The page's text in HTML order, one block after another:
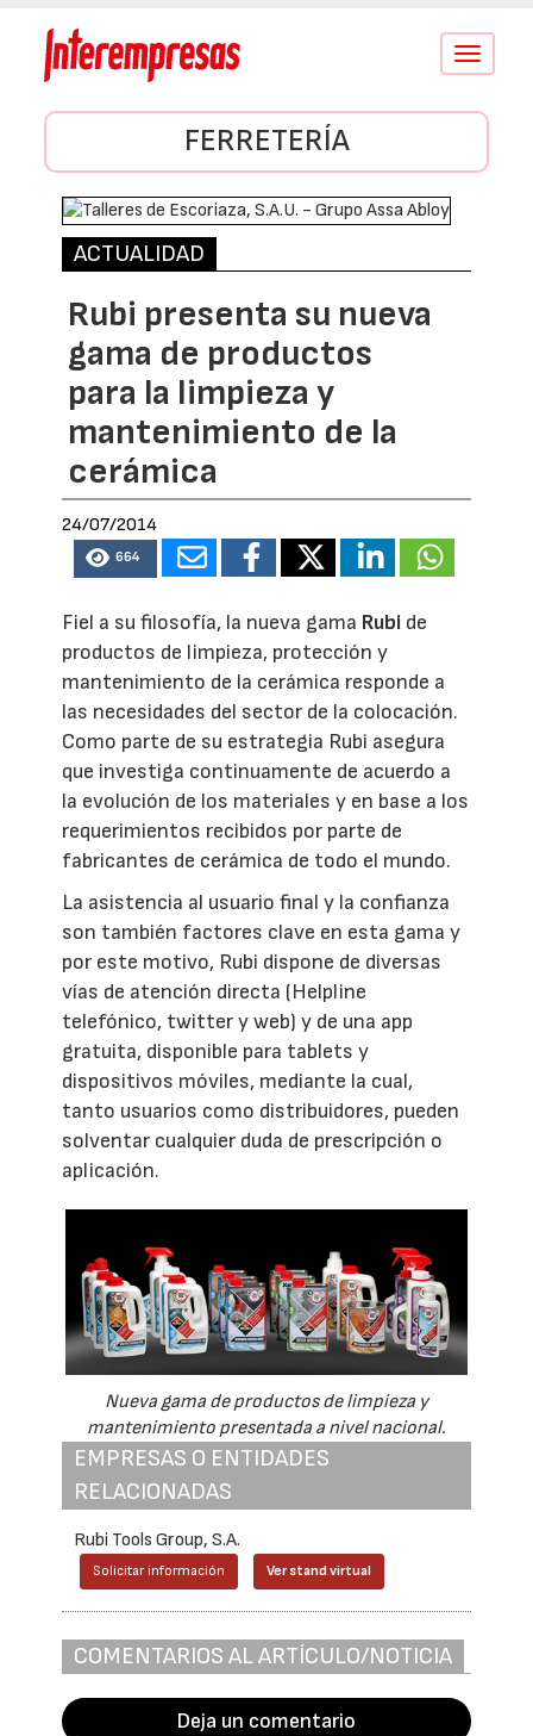
Conmutar
FERRETERÍA
ACTUALIDAD
Rubi presenta su nueva
gama de productos
para la limpieza y
mantenimiento de la
cerámica
24/07/2014
664
Fiel a su filosofía, la nueva gama Rubi de
productos de limpieza, protección y
mantenimiento de la cerámica responde a
las necesidades del sector de la colocación.
Como parte de su estrategia Rubi asegura
que investiga continuamente de acuerdo a
la evolución de los materiales y en base a los
requerimientos recibidos por parte de
fabricantes de cerámica de todo el mundo.
La asistencia al usuario final y la confianza
son también factores clave en esta gama y
por este motivo, Rubi dispone de diversas
vías de atención directa (Helpline
telefónico, twitter y web) y de una app
gratuita, disponible para tablets y
dispositivos móviles, mediante la cual,
tanto usuarios como distribuidores, pueden
solventar cualquier duda de prescripción o
aplicación.
Nueva gama de productos de limpieza y
mantenimiento presentada a nivel nacional.
EMPRESAS O ENTIDADES
RELACIONADAS
Rubi Tools Group, S.A.
Solicitar información Ver stand virtual
COMENTARIOS AL ARTÍCULO/NOTICIA
Deja un comentario